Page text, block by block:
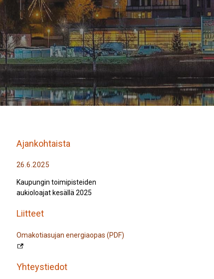
Ajankohtaista
26.6.2025
Kaupungin toimipisteiden
aukioloajat kesällä 2025
Liitteet
Omakotiasujan energiaopas (PDF)
Yhteystiedot